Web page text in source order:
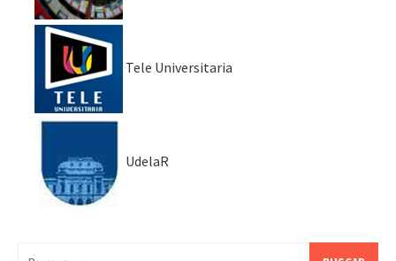
Tele Universitaria
UdelaR